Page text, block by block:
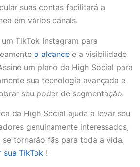
suas contas facilitará a
em vários canais.
TikTok Instagram para
o alcance e a visibilidade
um plano da High Social para
sua tecnologia avançada e
seu poder de segmentação.
da High Social ajuda a levar seu
genuinamente interessados,
se tornarão fãs para toda a vida.
sua TikTok !